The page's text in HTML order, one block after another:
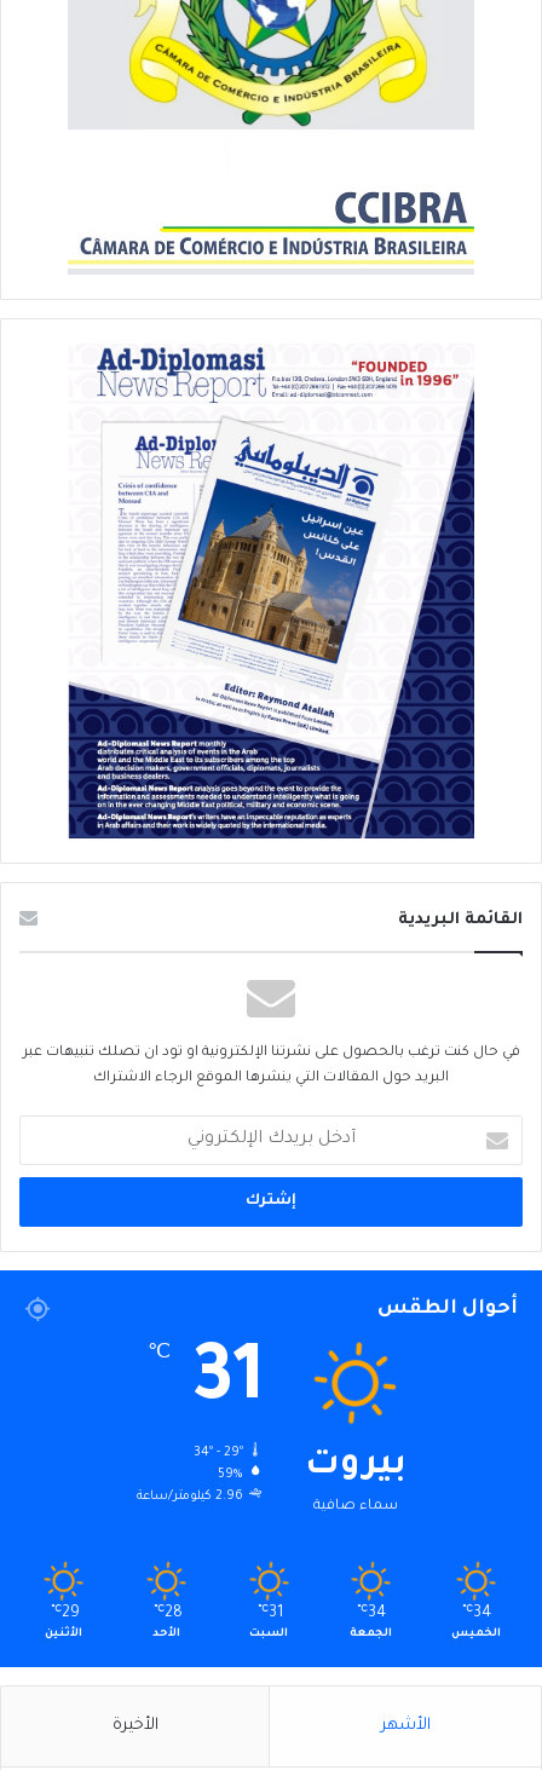
القائمة البريدية
في حال كنت ترغب بالحصول على نشرتنا الإلكترونية او تود ان تصلك تنبيهات عبر
البريد حول المقالات التي ينشرها الموقع الرجاء الاشتراك
بريدك
الإلكتروني
أحوال الطقس
بيروت
سماء صافية
31
℃
34º - 29º
59%
2.96 كيلومتر/ساعة
34
℃
الخميس
34
℃
الجمعة
31
℃
السبت
28
℃
الأحد
29
℃
الأثنين
الأشهر الأخيرة